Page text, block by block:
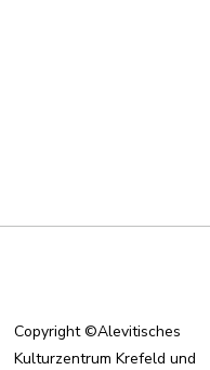
Copyright ©Alevitisches
Kulturzentrum Krefeld und